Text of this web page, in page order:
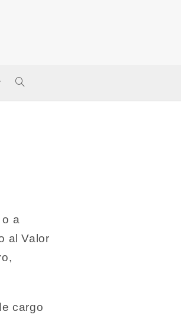
Alternar
Web
a
al Valor
cargo